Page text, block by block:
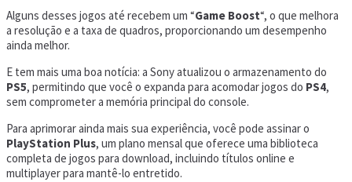
Alguns desses jogos até recebem um “Game Boost“, o que melhora
a resolução e a taxa de quadros, proporcionando um desempenho
ainda melhor.
E tem mais uma boa notícia: a Sony atualizou o armazenamento do
PS5, permitindo que você o expanda para acomodar jogos do PS4,
sem comprometer a memória principal do console.
Para aprimorar ainda mais sua experiência, você pode assinar o
PlayStation Plus, um plano mensal que oferece uma biblioteca
completa de jogos para download, incluindo títulos online e
multiplayer para mantê-lo entretido.